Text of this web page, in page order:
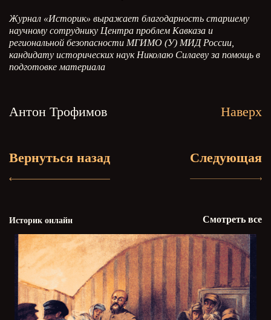
Журнал «Историк» выражает благодарность старшему
научному сотруднику Центра проблем Кавказа и
региональной безопасности МГИМО (У) МИД России,
кандидату исторических наук Николаю Силаеву за помощь в
подготовке материала
Антон Трофимов Наверх
Вернуться назад Следующая
Историк онлайн Смотреть все